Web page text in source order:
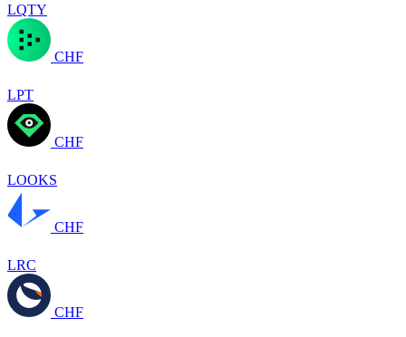
LQTY
CHF
LPT
CHF
LOOKS
CHF
LRC
CHF